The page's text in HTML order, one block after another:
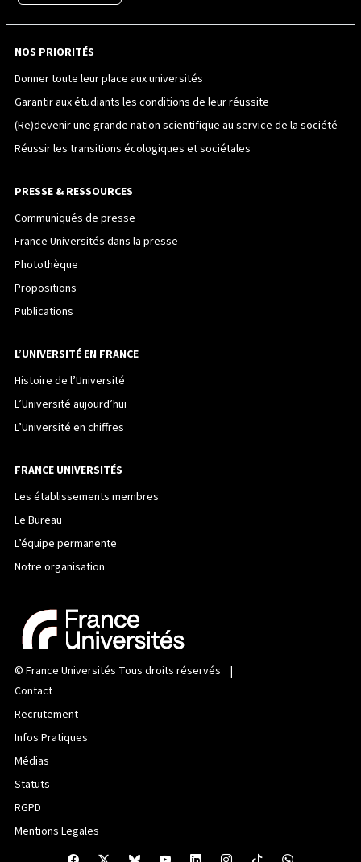
NOS PRIORITÉS
Donner toute leur place aux universités
Garantir aux étudiants les conditions de leur réussite
(Re)devenir une grande nation scientifique au service de la société
Réussir les transitions écologiques et sociétales
PRESSE & RESSOURCES
Communiqués de presse
France Universités dans la presse
Photothèque
Propositions
Publications
L’UNIVERSITÉ EN FRANCE
Histoire de l’Université
L’Université aujourd’hui
L’Université en chiffres
FRANCE UNIVERSITÉS
Les établissements membres
Le Bureau
L’équipe permanente
Notre organisation
© France Universités Tous droits réservés |
Contact
Recrutement
Infos Pratiques
Médias
Statuts
RGPD
Mentions Legales